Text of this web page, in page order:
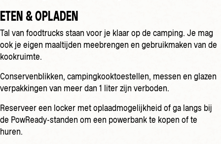
ETEN & OPLADEN
Tal van foodtrucks staan voor je klaar op de camping. Je mag
ook je eigen maaltijden meebrengen en gebruikmaken van de
kookruimte.
Conservenblikken, campingkooktoestellen, messen en glazen
verpakkingen van meer dan 1 liter zijn verboden.
Reserveer een locker met oplaadmogelijkheid of ga langs bij
de PowReady-standen om een powerbank te kopen of te
huren.